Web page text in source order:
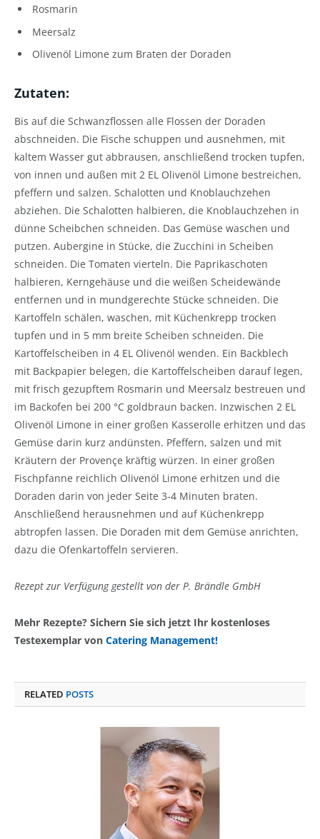
Rosmarin
Meersalz
Olivenöl Limone zum Braten der Doraden
Zutaten:
Bis auf die Schwanzflossen alle Flossen der Doraden
abschneiden. Die Fische schuppen und ausnehmen, mit
kaltem Wasser gut abbrausen, anschließend trocken tupfen,
von innen und außen mit 2 EL Olivenöl Limone bestreichen,
pfeffern und salzen. Schalotten und Knoblauchzehen
abziehen. Die Schalotten halbieren, die Knoblauchzehen in
dünne Scheibchen schneiden. Das Gemüse waschen und
putzen. Aubergine in Stücke, die Zucchini in Scheiben
schneiden. Die Tomaten vierteln. Die Paprikaschoten
halbieren, Kerngehäuse und die weißen Scheidewände
entfernen und in mundgerechte Stücke schneiden. Die
Kartoffeln schälen, waschen, mit Küchenkrepp trocken
tupfen und in 5 mm breite Scheiben schneiden. Die
Kartoffelscheiben in 4 EL Olivenöl wenden. Ein Backblech
mit Backpapier belegen, die Kartoffelscheiben darauf legen,
mit frisch gezupftem Rosmarin und Meersalz bestreuen und
im Backofen bei 200 °C goldbraun backen. Inzwischen 2 EL
Olivenöl Limone in einer großen Kasserolle erhitzen und das
Gemüse darin kurz andünsten. Pfeffern, salzen und mit
Kräutern der Provençe kräftig würzen. In einer großen
Fischpfanne reichlich Olivenöl Limone erhitzen und die
Doraden darin von jeder Seite 3-4 Minuten braten.
Anschließend herausnehmen und auf Küchenkrepp
abtropfen lassen. Die Doraden mit dem Gemüse anrichten,
dazu die Ofenkartoffeln servieren.
Rezept zur Verfügung gestellt von der P. Brändle GmbH
Mehr Rezepte? Sichern Sie sich jetzt Ihr kostenloses
Testexemplar von Catering Management!
RELATED POSTS